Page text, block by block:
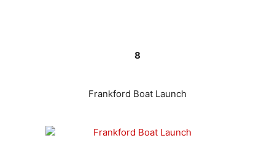
8
Frankford Boat Launch